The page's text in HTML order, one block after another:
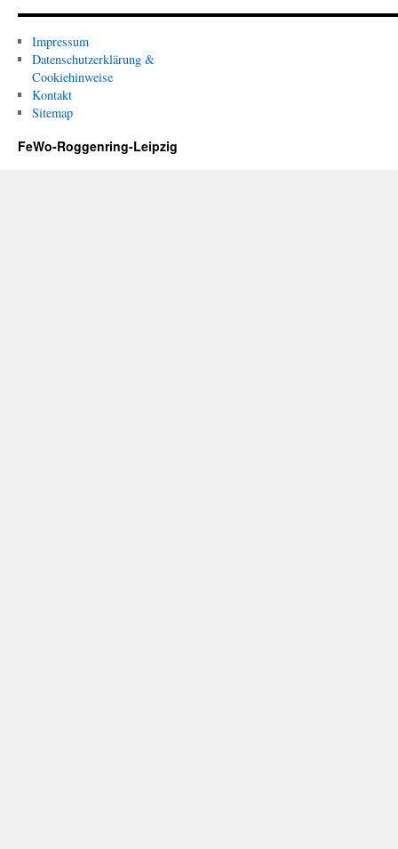
Impressum
Datenschutzerklärung &
Cookiehinweise
Kontakt
Sitemap
FeWo-Roggenring-Leipzig